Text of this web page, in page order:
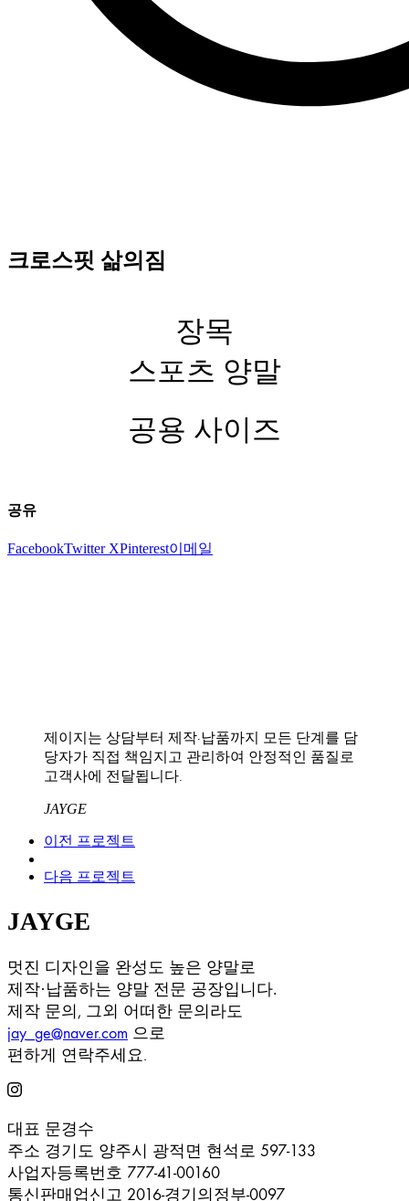
크로스핏 삶의짐
장목
스포츠 양말
공용 사이즈
공유
FacebookTwitter XPinterest이메일
제이지는 상담부터 제작·납품까지 모든 단계를 담
당자가 직접 책임지고 관리하여 안정적인 품질로
고객사에 전달됩니다.
JAYGE
이전 프로젝트
다음 프로젝트
JAYGE
멋진 디자인을 완성도 높은 양말로
제작·납품하는 양말 전문 공장입니다.
제작 문의, 그외 어떠한 문의라도
jay_ge@naver.com 으로
편하게 연락주세요.
대표 문경수
주소 경기도 양주시 광적면 현석로 597-133
사업자등록번호 777-41-00160
통신판매업신고 2016-경기의정부-0097